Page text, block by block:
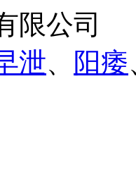
限公司
泄、 阳痿